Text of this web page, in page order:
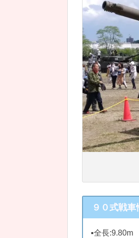
９０式戦
▪全長:9.80m